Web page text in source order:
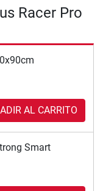
Racer Pro
AL CARRITO
Smart